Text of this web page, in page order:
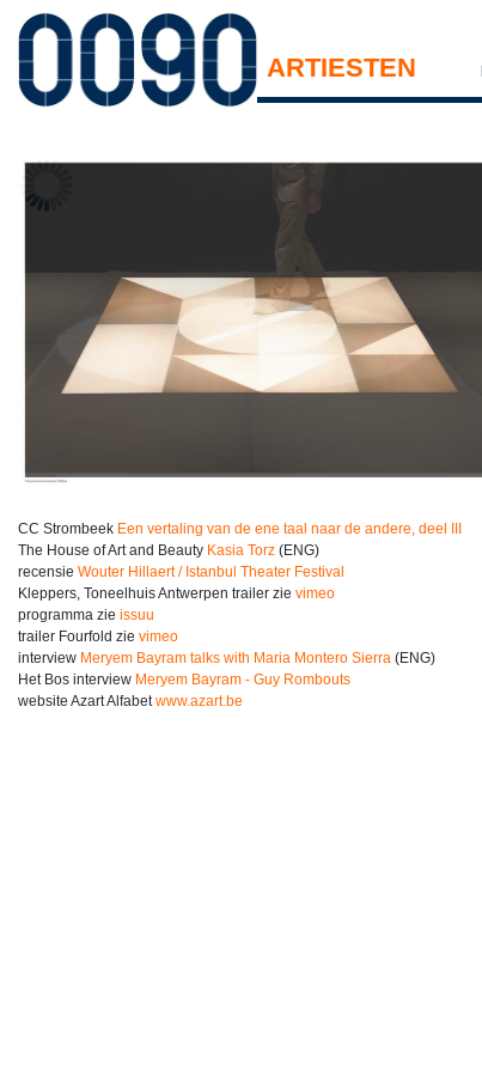
ARTIESTEN
CC Strombeek Een vertaling van de ene taal naar de andere, deel III
The House of Art and Beauty Kasia Torz (ENG)
recensie Wouter Hillaert / Istanbul Theater Festival
Kleppers, Toneelhuis Antwerpen trailer zie vimeo
programma zie issuu
trailer Fourfold zie vimeo
interview Meryem Bayram talks with Maria Montero Sierra (ENG)
Het Bos interview Meryem Bayram - Guy Rombouts
website Azart Alfabetwww.azart.be